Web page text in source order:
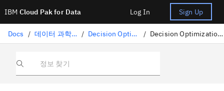
IBM Cloud Pak for Data Log In Sign Up
Docs / 데이터 과학 솔루션 / Decision Optimization / Decision Optimization Java 모델
정보 찾기